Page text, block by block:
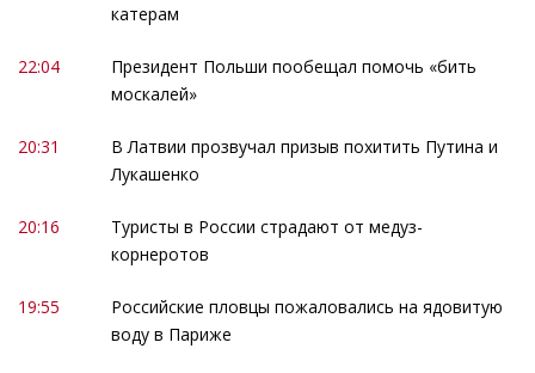
катерам
22:04
Президент Польши пообещал помочь «бить
москалей»
20:31
В Латвии прозвучал призыв похитить Путина и
Лукашенко
20:16
Туристы в России страдают от медуз-
корнеротов
19:55
Российские пловцы пожаловались на ядовитую
воду в Париже